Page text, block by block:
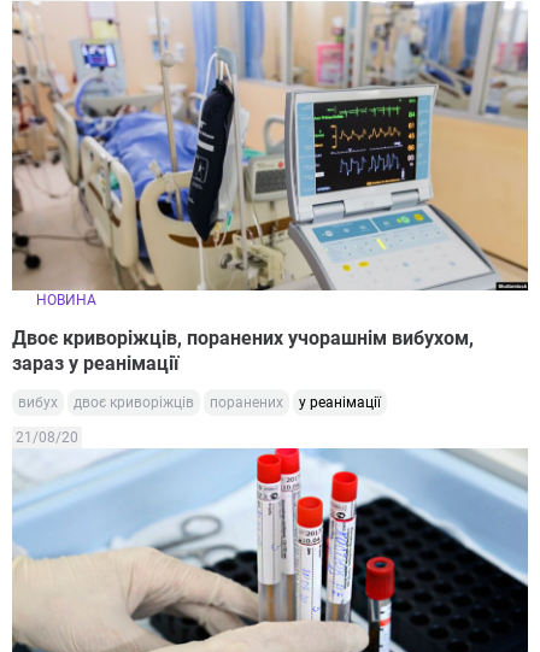
НОВИНА
Двоє криворіжців, поранених учорашнім вибухом,
зараз у реанімації
вибух двоє криворіжців поранених у реанімації
21/08/20